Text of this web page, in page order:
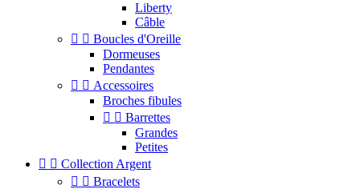
Liberty
Câble
  Boucles d'Oreille
Dormeuses
Pendantes
  Accessoires
Broches fibules
  Barrettes
Grandes
Petites
  Collection Argent
  Bracelets